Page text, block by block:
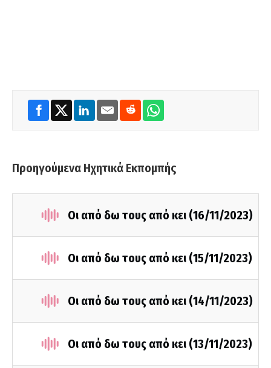
Προηγούμενα Ηχητικά Εκπομπής
Οι από δω τους από κει (16/11/2023)
Οι από δω τους από κει (15/11/2023)
Οι από δω τους από κει (14/11/2023)
Οι από δω τους από κει (13/11/2023)